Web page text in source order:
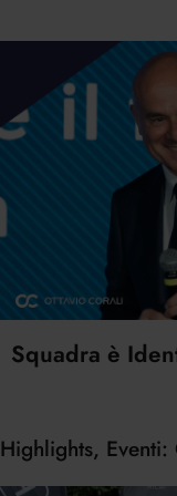
Squadra è
Highlights,